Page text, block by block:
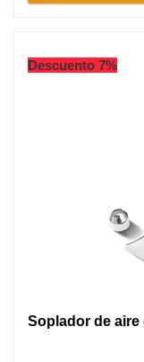
Descuento 7%
Soplador de aire